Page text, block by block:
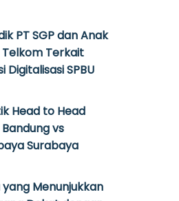
PT SGP dan Anak
Telkom Terkait
Digitalisasi SPBU
Head to Head
vs
Surabaya
Menunjukkan